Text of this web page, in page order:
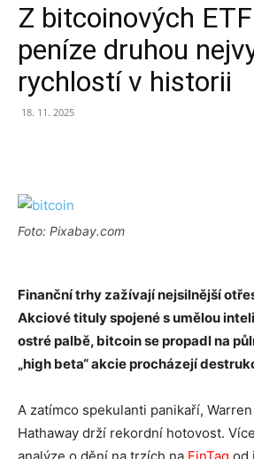
Z bitcoinových
peníze druhou
rychlostí v historii
18. 11. 2025
Foto: Pixabay.com
Finanční trhy zažívají nejsilnější
Akciové tituly spojené s umělou
ostré palbě, bitcoin se propadl na
„high beta“ akcie procházejí
A zatímco spekulanti panikaří,
Hathaway drží rekordní hotovost.